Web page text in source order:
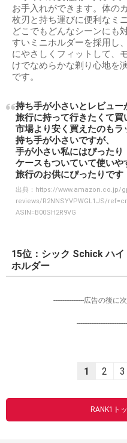
お手入れができます。体の
枚刃と持ち運びに便利なミ
どこでもどんなシーンにも
すいミニホルダーを採用し
にやさしくフィットして、
けでなめらかな剃り心地を
です。
持ち手が小さいとレビュー
旅行に持って行きたくて買
市場より安く買えたのもラ
持ち手が小さいですが、
手が小さい私にはぴったり
ケースもついていて使いや
旅行のお供にぴったりです
出典： https://www.amazon.co.jp/
reviews/R2NNSYVPWGL1JS/
ASIN=B00SH2R9VG
15位：シック Schick ハ
ホルダー
-----------------広告の後に
1 2 3
RANK1ト